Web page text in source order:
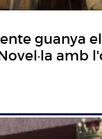
guanya
amb